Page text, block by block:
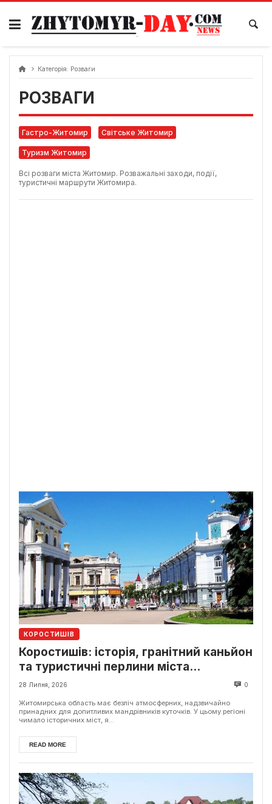
Skip
content
Категорія: Розваги
РОЗВАГИ
Гастро-Житомир Світське Житомир
Туризм Житомир
Всі розваги міста Житомир. Розважальні заходи, події,
туристичні маршрути Житомира.
КОРОСТИШІВ
Коростишів: історія, гранітний каньйон
та туристичні перлини міста
Житомирщини
28 Липня, 2026 0
Житомирська область має безліч атмосферних, надзвичайно
принадних для допитливих мандрівників куточків. У цьому регіоні
чимало історичних міст, я...
READ MORE